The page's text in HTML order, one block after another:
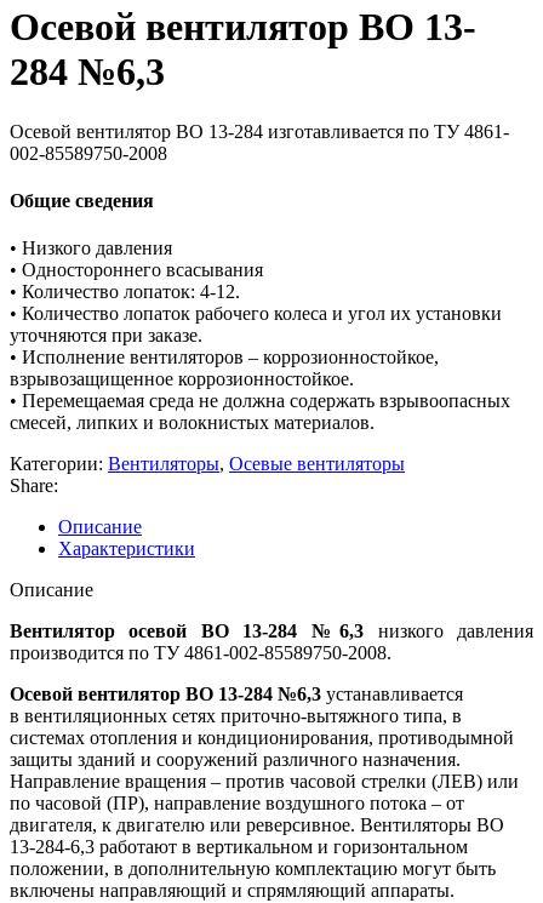
Осевой вентилятор ВО 13-
284 №6,3
Осевой вентилятор ВО 13-284 изготавливается по ТУ 4861-
002-85589750-2008
Общие сведения
• Низкого давления
• Одностороннего всасывания
• Количество лопаток: 4-12.
• Количество лопаток рабочего колеса и угол их установки
уточняются при заказе.
• Исполнение вентиляторов – коррозионностойкое,
взрывозащищенное коррозионностойкое.
• Перемещаемая среда не должна содержать взрывоопасных
смесей, липких и волокнистых материалов.
Категории: Вентиляторы, Осевые вентиляторы
Share:
Описание
Характеристики
Описание
Вентилятор осевой ВО 13-284 №6,3 низкого давления
производится по ТУ 4861-002-85589750-2008.
Осевой вентилятор ВО 13-284 №6,3 устанавливается
в вентиляционных сетях приточно-вытяжного типа, в
системах отопления и кондиционирования, противодымной
защиты зданий и сооружений различного назначения.
Направление вращения – против часовой стрелки (ЛЕВ) или
по часовой (ПР), направление воздушного потока – от
двигателя, к двигателю или реверсивное. Вентиляторы ВО
13-284-6,3 работают в вертикальном и горизонтальном
положении, в дополнительную комплектацию могут быть
включены направляющий и спрямляющий аппараты.